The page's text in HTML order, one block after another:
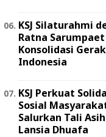
KSJ Silaturahmi
Ratna
Konsolidasi
Indonesia
KSJ Perkuat
Sosial
Salurkan Tali
Lansia Dhuafa